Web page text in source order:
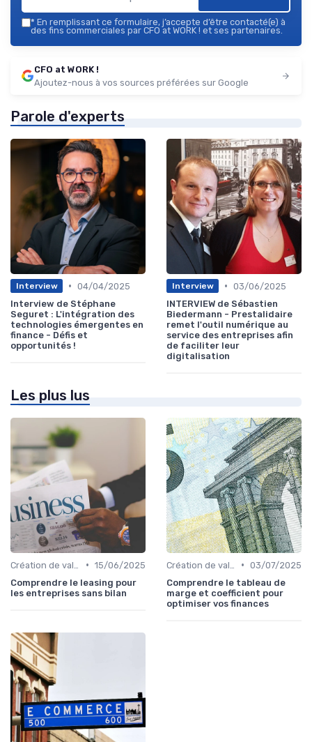
* En remplissant ce formulaire, j’accepte d’être contacté(e) à
des fins commerciales par CFO at WORK ! et ses partenaires.
CFO at WORK !
Ajoutez-nous à vos sources préférées sur Google
Parole d'experts
Interview • 04/04/2025
Interview de Stéphane
Seguret : L'intégration des
technologies émergentes en
finance - Défis et
opportunités !
Interview • 03/06/2025
INTERVIEW de Sébastien
Biedermann - Prestalidaire
remet l'outil numérique au
service des entreprises afin
de faciliter leur
digitalisation
Les plus lus
• 15/06/2025
Comprendre le leasing pour
les entreprises sans bilan
• 03/07/2025
Comprendre le tableau de
marge et coefficient pour
optimiser vos finances